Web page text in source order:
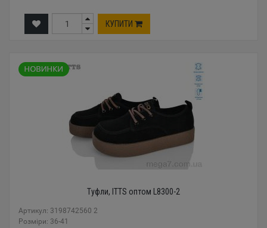
КУПИТИ
Туфли, ITTS оптом L8300-2
Артикул: 3198742560 2
Розміри: 36-41